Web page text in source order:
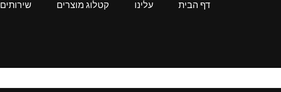
דף הבית עלינו קטלוג מוצרים שירותים